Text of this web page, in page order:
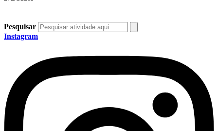
Pesquisar
Instagram